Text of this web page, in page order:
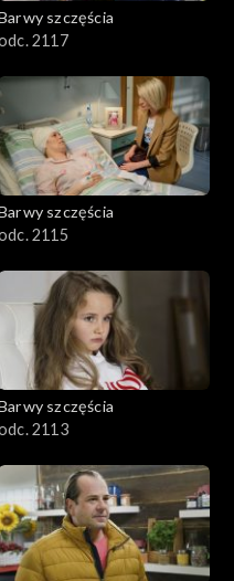
szczęścia
2117
szczęścia
2115
szczęścia
2113